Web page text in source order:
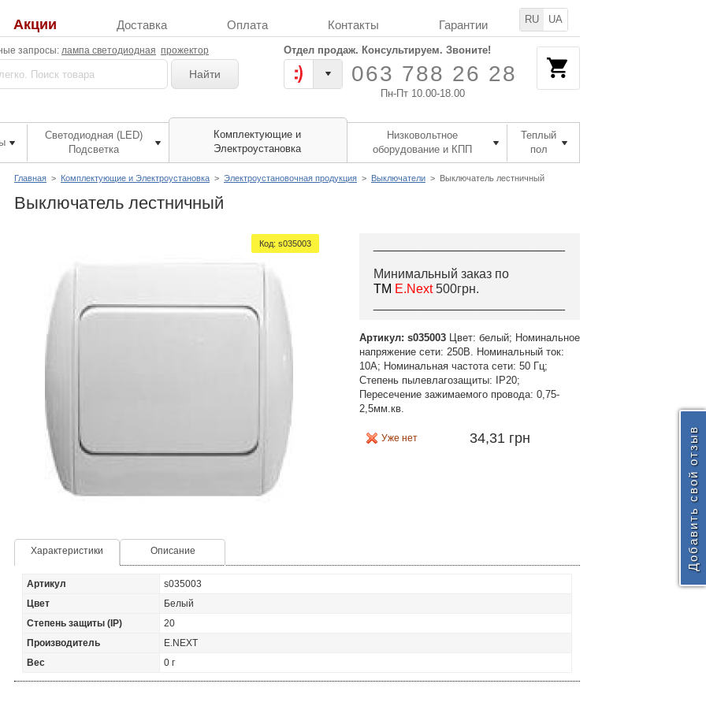
RU UA
Акции Доставка Оплата Контакты Гарантии
запросы: лампа светодиодная прожектор
Найти
Отдел продаж. Консультируем. Звоните!
063 788 26 28
Пн-Пт 10.00-18.00
Светодиодная (LED)
Подсветка
Комплектующие и
Электроустановка
Низковольтное
оборудование и КПП
Теплый
пол
Главная > Комплектующие и Электроустановка > Электроустановочная продукция > Выключатели > Выключатель лестничный
Выключатель лестничный
Код: s035003
Минимальный заказ по
ТМ E.Next 500грн.
Артикул: s035003 Цвет: белый; Номинальное
напряжение сети: 250В. Номинальный ток:
10А; Номинальная частота сети: 50 Гц;
Степень пылевлагозащиты: IP20;
Пересечение зажимаемого провода: 0,75-
2,5мм.кв.
34,31 грн
Уже нет
Характеристики Описание
Артикул
s035003
Цвет
Белый
Степень защиты (IP)
20
Производитель
E.NEXT
Вес
0 г
Добавить свой отзыв